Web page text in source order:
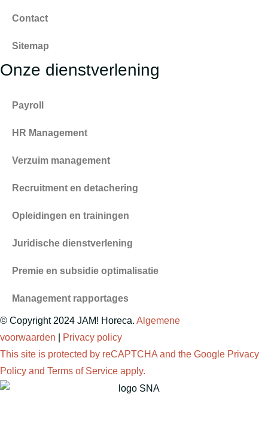
Contact
Sitemap
Onze dienstverlening
Payroll
HR Management
Verzuim management
Recruitment en detachering
Opleidingen en trainingen
Juridische dienstverlening
Premie en subsidie optimalisatie
Management rapportages
© Copyright 2024 JAM! Horeca. Algemene
voorwaarden
Privacy policy
This site is protected by reCAPTCHA and the Google Privacy
Policy and Terms of Service apply.